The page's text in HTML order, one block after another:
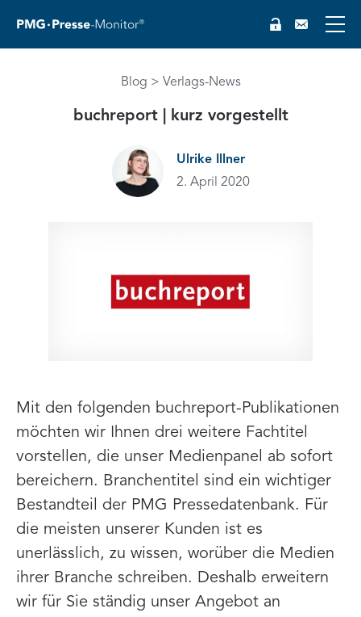
Blog
Verlags-News
buchreport | kurz vorgestellt
Ulrike Illner
2. April 2020
Mit den folgenden buchreport-Publikationen
möchten wir Ihnen drei weitere Fachtitel
vorstellen, die unser Medienpanel ab sofort
bereichern. Branchentitel sind ein wichtiger
Bestandteil der PMG Pressedatenbank. Für
die meisten unserer Kunden ist es
unerlässlich, zu wissen, worüber die Medien
ihrer Branche schreiben. Deshalb erweitern
wir für Sie ständig unser Angebot an